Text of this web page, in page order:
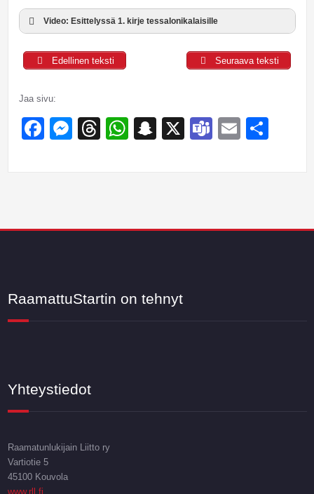
Video: Esittelyssä 1. kirje tessalonikalaisille
Edellinen teksti Seuraava teksti
Jaa sivu:
Facebook
Messenger
Threads
WhatsApp
Snapchat
X TeamsEmail
RaamattuStartin on tehnyt
Yhteystiedot
Raamatunlukijain Liitto ry
Vartiotie 5
45100 Kouvola
www.rll.fi